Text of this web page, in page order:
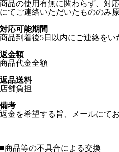
商品の使用有無に関わらず、対
にてご連絡いただいたもののみ
対応可能期間
商品到着後5日以内にご連絡をい
返金額
商品代金全額
返品送料
店舗負担
備考
返金を希望する旨、メールにて
■商品等の不具合による交換